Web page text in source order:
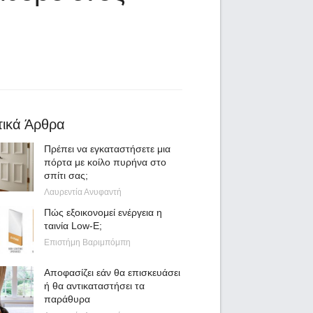
Άρθρα
Πρέπει να εγκαταστήσετε μια
πόρτα με κοίλο πυρήνα στο
σπίτι σας;
Λαυρεντία Ανυφαντή
Πώς εξοικονομεί ενέργεια η
ταινία Low-E;
Επιστήμη Βαριμπόμπη
Αποφασίζει εάν θα επισκευάσει
ή θα αντικαταστήσει τα
παράθυρα